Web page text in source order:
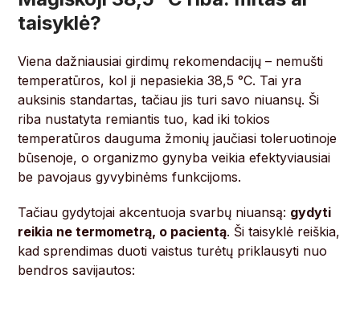
taisyklė?
Viena dažniausiai girdimų rekomendacijų – nemušti
temperatūros, kol ji nepasiekia 38,5 °C. Tai yra
auksinis standartas, tačiau jis turi savo niuansų. Ši
riba nustatyta remiantis tuo, kad iki tokios
temperatūros dauguma žmonių jaučiasi toleruotinoje
būsenoje, o organizmo gynyba veikia efektyviausiai
be pavojaus gyvybinėms funkcijoms.
Tačiau gydytojai akcentuoja svarbų niuansą: gydyti
reikia ne termometrą, o pacientą. Ši taisyklė reiškia,
kad sprendimas duoti vaistus turėtų priklausyti nuo
bendros savijautos: